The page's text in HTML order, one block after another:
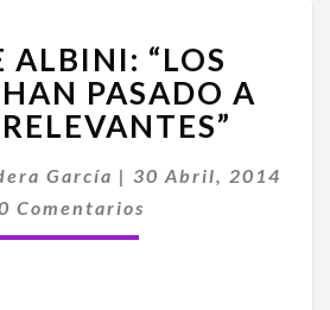
ALBINI:
“LOS
SELLOS
HAN
A
SER
IRRELEVANTES”
ALBINI: “LOS
PASADO A
García | 30 Abril, 2014
Comentarios
Comentarios